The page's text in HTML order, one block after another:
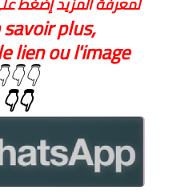
plus,
lien ou l'image
👇👇